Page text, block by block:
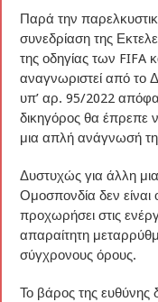
Παρά την
συνεδρίαση της
της οδηγίας των FIFA
αναγνωριστεί από το
υπ’ αρ. 95/2022
δικηγόρος θα έπρεπε
μια απλή ανάγνωσή
Δυστυχώς για άλλη
Ομοσπονδία δεν είναι
προχωρήσει στις
απαραίτητη
σύγχρονους όρους.
Το βάρος της ευθύνης